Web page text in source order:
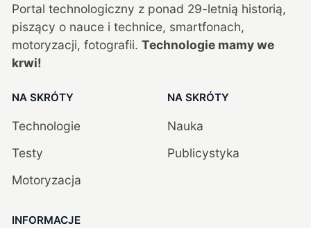
Portal technologiczny z ponad 29-letnią historią,
piszący o nauce i technice, smartfonach,
motoryzacji, fotografii. Technologie mamy we
krwi!
NA SKRÓTY
Technologie
Testy
Motoryzacja
NA SKRÓTY
Nauka
Publicystyka
INFORMACJE